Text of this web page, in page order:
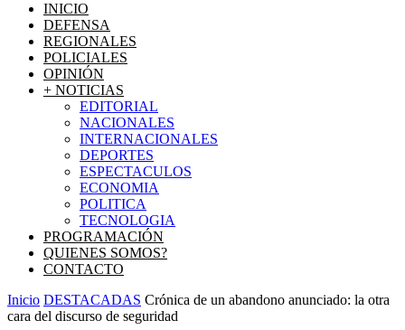
INICIO
DEFENSA
REGIONALES
POLICIALES
OPINIÓN
+ NOTICIAS
EDITORIAL
NACIONALES
INTERNACIONALES
DEPORTES
ESPECTACULOS
ECONOMIA
POLITICA
TECNOLOGIA
PROGRAMACIÓN
QUIENES SOMOS?
CONTACTO
Inicio DESTACADAS Crónica de un abandono anunciado: la otra
cara del discurso de seguridad